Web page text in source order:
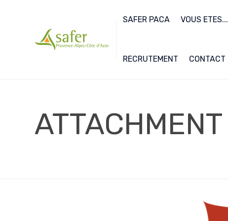
SAFER PACA VOUS ETES...
RECRUTEMENT CONTACT
ATTACHMENT